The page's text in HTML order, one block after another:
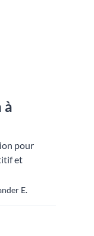
à
pour
et
E.